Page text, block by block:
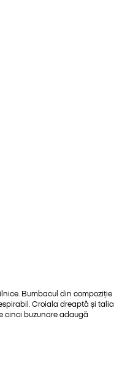
Bumbacul din compoziție
Croiala dreaptă și talia
cinci buzunare adaugă